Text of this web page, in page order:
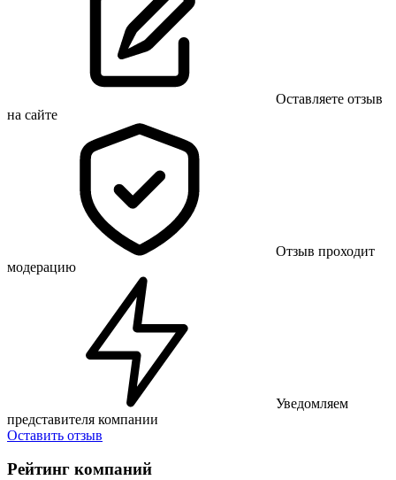
Оставляете отзыв
на сайте
Отзыв проходит
модерацию
Уведомляем
представителя компании
Оставить отзыв
Рейтинг компаний